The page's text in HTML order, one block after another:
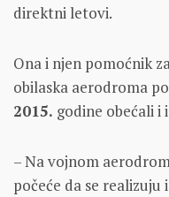
direktni letovi.
Ona i njen pomoćnik
obilaska aerodroma
2015. godine obećali i
– Na vojnom
počeće da se